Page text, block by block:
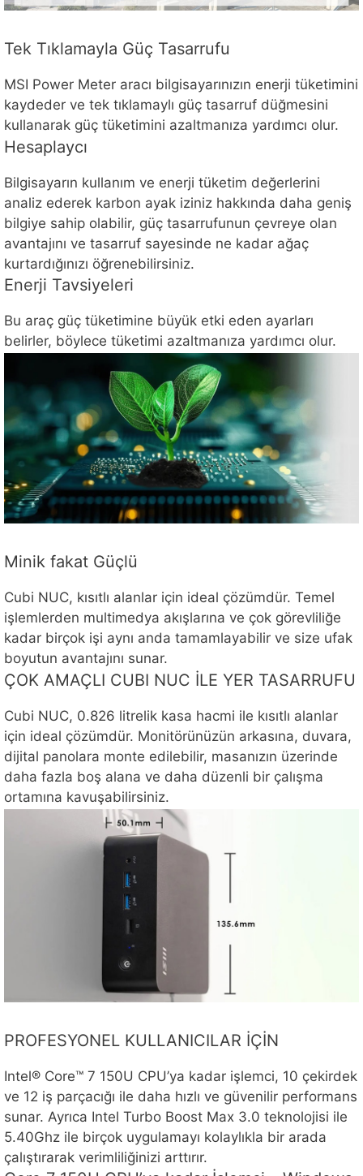
Tek Tıklamayla Güç Tasarrufu
MSI Power Meter aracı bilgisayarınızın enerji tüketimini
kaydeder ve tek tıklamaylı güç tasarruf düğmesini
kullanarak güç tüketimini azaltmanıza yardımcı olur.
Hesaplaycı
Bilgisayarın kullanım ve enerji tüketim değerlerini
analiz ederek karbon ayak iziniz hakkında daha geniş
bilgiye sahip olabilir, güç tasarrufunun çevreye olan
avantajını ve tasarruf sayesinde ne kadar ağaç
kurtardığınızı öğrenebilirsiniz.
Enerji Tavsiyeleri
Bu araç güç tüketimine büyük etki eden ayarları
belirler, böylece tüketimi azaltmanıza yardımcı olur.
Minik fakat Güçlü
Cubi NUC, kısıtlı alanlar için ideal çözümdür. Temel
işlemlerden multimedya akışlarına ve çok görevliliğe
kadar birçok işi aynı anda tamamlayabilir ve size ufak
boyutun avantajını sunar.
ÇOK AMAÇLI CUBI NUC İLE YER TASARRUFU
Cubi NUC, 0.826 litrelik kasa hacmi ile kısıtlı alanlar
için ideal çözümdür. Monitörünüzün arkasına, duvara,
dijital panolara monte edilebilir, masanızın üzerinde
daha fazla boş alana ve daha düzenli bir çalışma
ortamına kavuşabilirsiniz.
PROFESYONEL KULLANICILAR İÇİN
Intel® Core™ 7 150U CPU’ya kadar işlemci, 10 çekirdek
ve 12 iş parçacığı ile daha hızlı ve güvenilir performans
sunar. Ayrıca Intel Turbo Boost Max 3.0 teknolojisi ile
5.40Ghz ile birçok uygulamayı kolaylıkla bir arada
çalıştırarak verimliliğinizi arttırır.